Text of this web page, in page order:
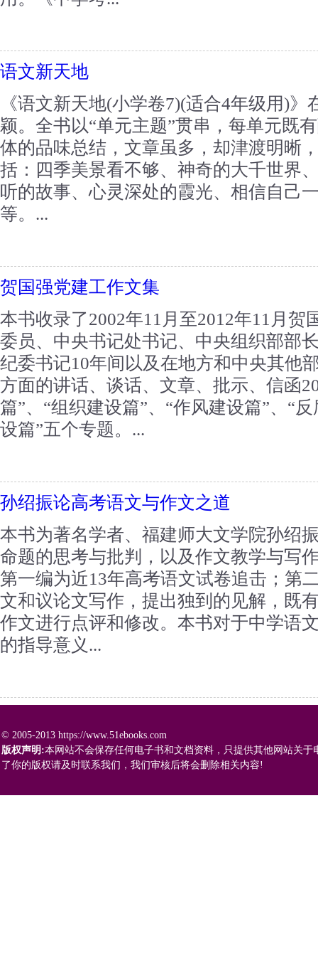
语文新天地
《语文新天地(小学卷7)(适合4年级用)
颖。全书以“单元主题”贯串，每单元既
体的品味总结，文章虽多，却津渡明晰
括：四季美景看不够、神奇的大千世界
听的故事、心灵深处的霞光、相信自己
等。...
贺国强党建工作文集
本书收录了2002年11月至2012年11月贺
委员、中央书记处书记、中央组织部部
纪委书记10年间以及在地方和中央其他
方面的讲话、谈话、文章、批示、信函
篇”、“组织建设篇”、“作风建设篇”、“
设篇”五个专题。...
孙绍振论高考语文与作文之道
本书为著名学者、福建师大文学院孙绍
命题的思考与批判，以及作文教学与写
第一编为近13年高考语文试卷追击；第
文和议论文写作，提出独到的见解，既
作文进行点评和修改。本书对于中学语
的指导意义...
© 2005-2013 https://www.51ebooks.com
版权声明:本网站不会保存任何电子书和文档资料，只提供其他网站关
了你的版权请及时联系我们，我们审核后将会删除相关内容!